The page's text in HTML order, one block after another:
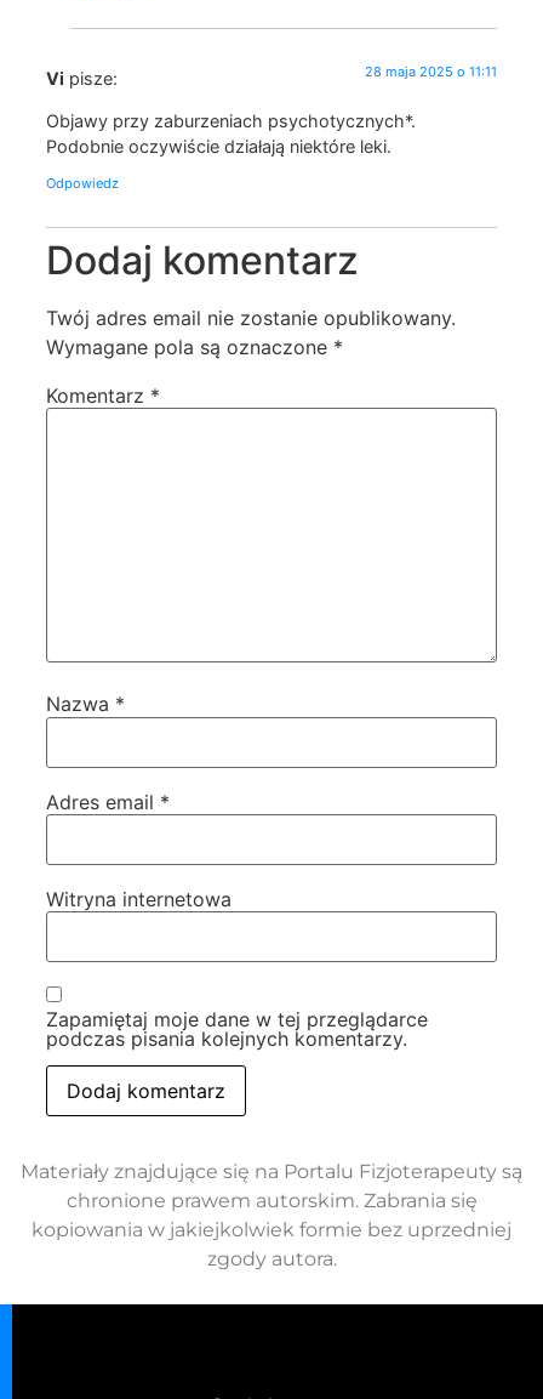
Vi pisze: 28 maja 2025 o 11:11
Objawy przy zaburzeniach psychotycznych*.
Podobnie oczywiście działają niektóre leki.
Odpowiedz
Dodaj komentarz
Twój adres email nie zostanie opublikowany.
Wymagane pola są oznaczone *
Komentarz *
Nazwa *
Adres email *
Witryna internetowa
Zapamiętaj moje dane w tej przeglądarce
podczas pisania kolejnych komentarzy.
Materiały znajdujące się na Portalu Fizjoterapeuty są
chronione prawem autorskim. Zabrania się
kopiowania w jakiejkolwiek formie bez uprzedniej
zgody autora.